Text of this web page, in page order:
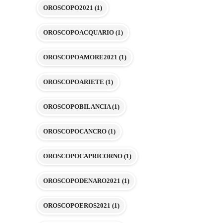
OROSCOPO2021 (1)
OROSCOPOACQUARIO (1)
OROSCOPOAMORE2021 (1)
OROSCOPOARIETE (1)
OROSCOPOBILANCIA(1)
OROSCOPOCANCRO (1)
OROSCOPOCAPRICORNO (1)
OROSCOPODENARO2021 (1)
OROSCOPOEROS2021 (1)